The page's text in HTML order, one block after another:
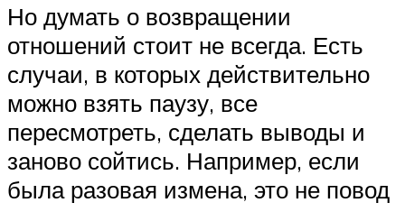
Но думать о возвращении
отношений стоит не всегда. Есть
случаи, в которых действительно
можно взять паузу, все
пересмотреть, сделать выводы и
заново сойтись. Например, если
была разовая измена, это не повод